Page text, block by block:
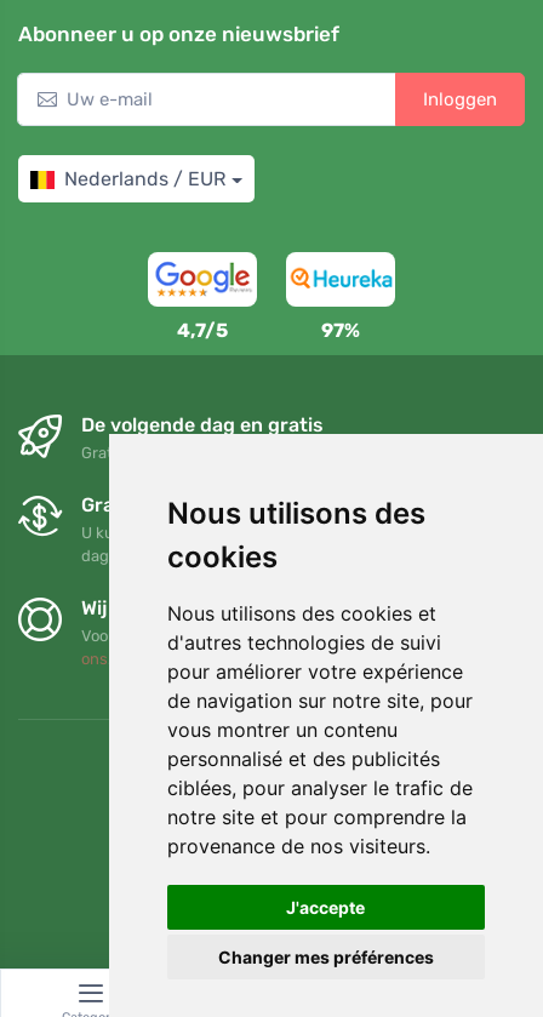
Nous utilisons des
cookies
Nous utilisons des cookies et
d'autres technologies de suivi
pour améliorer votre expérience
de navigation sur notre site, pour
vous montrer un contenu
personnalisé et des publicités
ciblées, pour analyser le trafic de
notre site et pour comprendre la
provenance de nos visiteurs.
J'accepte
Changer mes préférences
Abonneer u op onze nieuwsbrief
Inloggen
Nederlands / EUR
4,7/5 97%
De volgende dag en gratis
Gratis verzending voor bestellingen boven 95 EUR
Gratis ruilen en retourneren
U kunt uw bestelling op elk gewenst moment binnen 90
dagen retourneren of ruilen
Wij steunen Trees.org
Voor elke bestelling planten we een boom! Lees meer
ons